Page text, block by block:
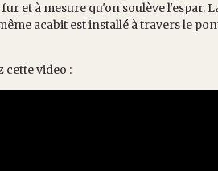
et à mesure qu'on soulève l'espar.
acabit est installé à travers le
cette video :